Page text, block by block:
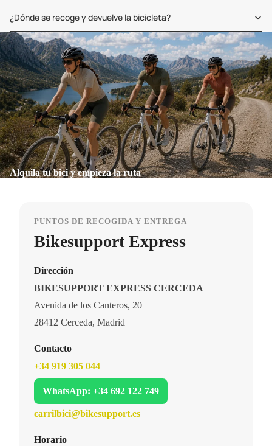
¿Dónde se recoge y devuelve la bicicleta?
Alquila tu bici y empieza la ruta
PUNTOS DE RECOGIDA Y ENTREGA
Bikesupport Express
Dirección
BIKESUPPORT EXPRESS CERCEDA
Avenida de los Canteros, 20
28412 Cerceda, Madrid
Contacto
+34 919 305 044
WhatsApp: +34 692 122 749
carrilbici@bikesupport.es
Horario